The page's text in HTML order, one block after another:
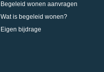
Begeleid wonen aanvragen
Wat is begeleid wonen?
Eigen bijdrage